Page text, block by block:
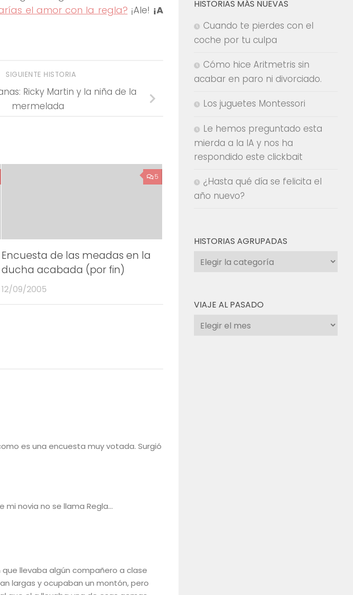
el amor con la regla? ¡Ale! ¡A
SIGUIENTE HISTORIA
Ricky Martin y la niña de la
mermelada
5
Encuesta de las meadas en la
ducha acabada (por fin)
12/09/2005
es una encuesta muy votada. Surgió
mi novia no se llama Regla…
llevaba algún compañero a clase
largas y ocupaban un montón, pero
HISTORIAS MÁS NUEVAS
Cuando te pierdes con el
coche por tu culpa
Cómo hice Aritmetris sin
acabar en paro ni divorciado.
Los juguetes Montessori
Le hemos preguntado esta
mierda a la IA y nos ha
respondido este clickbait
¿Hasta qué día se felicita el
año nuevo?
HISTORIAS AGRUPADAS
Historias
agrupadas
VIAJE AL PASADO
Viaje